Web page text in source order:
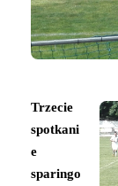
Trzecie
spotkani
e
sparingo